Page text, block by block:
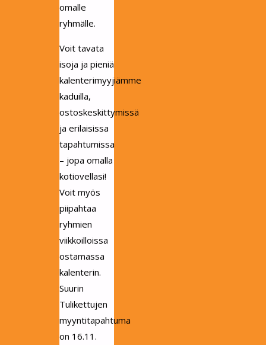
omalle
ryhmälle.
Voit tavata
isoja ja pieniä
kalenterimyyjiämme
kaduilla,
ostoskeskittymissä
ja erilaisissa
tapahtumissa
– jopa omalla
kotiovellasi!
Voit myös
piipahtaa
ryhmien
viikkoilloissa
ostamassa
kalenterin.
Suurin
Tulikettujen
myyntitapahtuma
on 16.11.